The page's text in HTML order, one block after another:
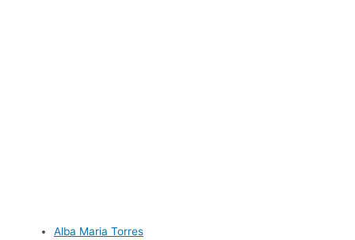
Alba Maria Torres